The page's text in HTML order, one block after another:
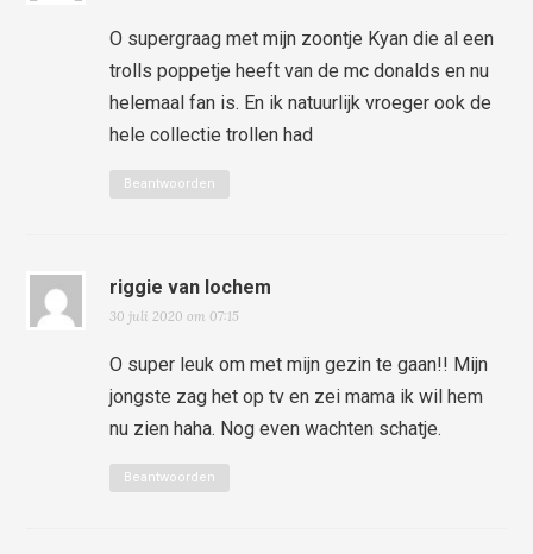
O supergraag met mijn zoontje Kyan die al een
trolls poppetje heeft van de mc donalds en nu
helemaal fan is. En ik natuurlijk vroeger ook de
hele collectie trollen had
Beantwoorden
riggie van lochem
30 juli 2020 om 07:15
O super leuk om met mijn gezin te gaan!! Mijn
jongste zag het op tv en zei mama ik wil hem
nu zien haha. Nog even wachten schatje.
Beantwoorden